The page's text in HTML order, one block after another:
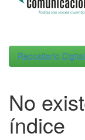
Repositorio
No
índice